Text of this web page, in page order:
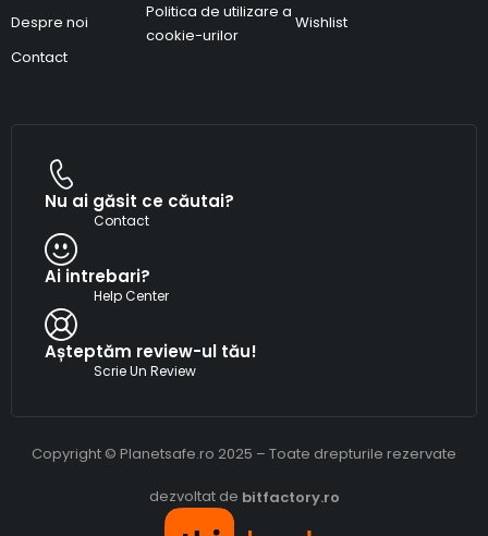
Despre noi
Contact
Politica de utilizare a
cookie-urilor
Wishlist
Nu ai găsit ce căutai?
Contact
Ai intrebari?
Help Center
Așteptăm review-ul tău!
Scrie Un Review
Copyright © Planetsafe.ro 2025 – Toate drepturile rezervate
dezvoltat de bitfactory.ro